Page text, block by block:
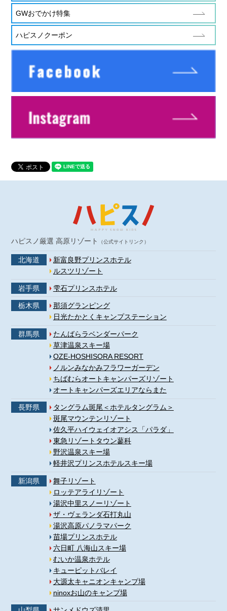
GWおでかけ特集
ハピスノクーポン
ハピスノ厳選 高原リゾート （公式サイトリンク）
北海道
新富良野プリンスホテル
ルスツリゾート
岩手県 雫石プリンスホテル
栃木県
那須グランピング
日光たかとくキャンプステーション
群馬県
たんばらラベンダーパーク
草津温泉スキー場
OZE-HOSHISORA RESORT
ノルンみなかみフラワーガーデン
ちばむらオートキャンパーズリゾート
オートキャンパーズエリアならまた
長野県
タングラム斑尾＜ホテルタングラム＞
斑尾マウンテンリゾート
佐久平ハイウェイオアシス「パラダ」
東急リゾートタウン蓼科
野沢温泉スキー場
軽井沢プリンスホテルスキー場
新潟県
舞子リゾート
ロッテアライリゾート
湯沢中里スノーリゾート
ザ・ヴェランダ石打丸山
湯沢高原パノラマパーク
苗場プリンスホテル
六日町 八海山スキー場
むいか温泉ホテル
キューピットバレイ
大源太キャニオンキャンプ場
ninoxお山のキャンプ場